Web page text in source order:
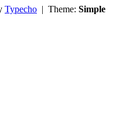
Typecho | Theme: Simple